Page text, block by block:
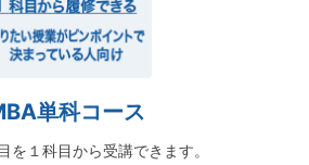
単科コース
を１科目から受講できます。